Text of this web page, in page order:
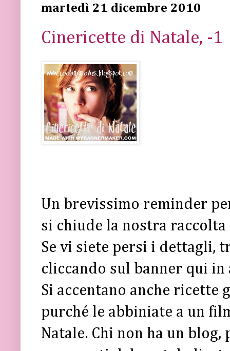
martedì 21 dicembre 2010
Cinericette di Natale, -1
Un brevissimo reminder
si chiude la nostra
Se vi siete persi i dettagli,
cliccando sul banner qui in
Si accentano anche ricette
purché le abbiniate a un
Natale. Chi non ha un